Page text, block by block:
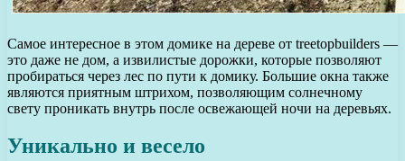
Самое интересное в этом домике на дереве от treetopbuilders —
это даже не дом, а извилистые дорожки, которые позволяют
пробираться через лес по пути к домику. Большие окна также
являются приятным штрихом, позволяющим солнечному
свету проникать внутрь после освежающей ночи на деревьях.
Уникально и весело